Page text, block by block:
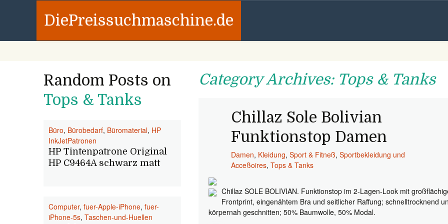
DiePreissuchmaschine.de
Category Archives: Tops & Tanks
Chillaz Sole Bolivian
Funktionstop Damen
Damen, Kleidung,Sport & Fitneß,Sportbekleidung und
Acceßoires,Tops & Tanks
Chillaz SOLE BOLIVIAN. Funktionstop im 2-Lagen-Look mit
Frontprint, eingenähtem Bra und seitlicher Raffung; schnelltrocknend
körpernah geschnitten; 50% Baumwolle, 50% Modal.
Random Posts on
Tops & Tanks
Büro, Bürobedarf, Büromaterial, HP
InkJetPatronen
HP Tintenpatrone Original
HP C9464A schwarz matt
Computer, fuer-Apple-iPhone, fuer-
iPhone-5s, Taschen-und-Huellen